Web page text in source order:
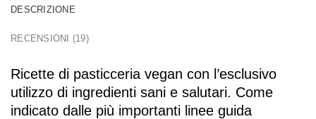
DESCRIZIONE
RECENSIONI (19)
Ricette di pasticceria vegan con l’esclusivo
utilizzo di ingredienti sani e salutari. Come
indicato dalle più importanti linee guida